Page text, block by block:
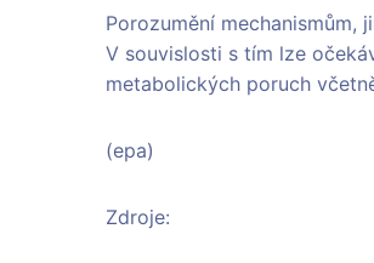
Porozumění mechanismům,
V souvislosti s tím lze
metabolických poruch
(epa)
Zdroje: